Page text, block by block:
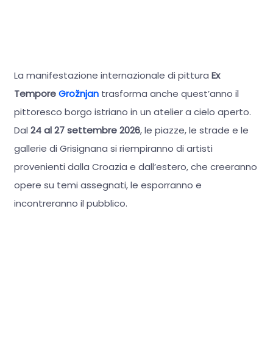
La manifestazione internazionale di pittura Ex
TemporeGrožnjantrasforma anche quest’anno il
pittoresco borgo istriano in un atelier a cielo aperto.
Dal 24 al 27 settembre 2026, le piazze, le strade e le
gallerie di Grisignana si riempiranno di artisti
provenienti dalla Croazia e dall’estero, che creeranno
opere su temi assegnati, le esporranno e
incontreranno il pubblico.